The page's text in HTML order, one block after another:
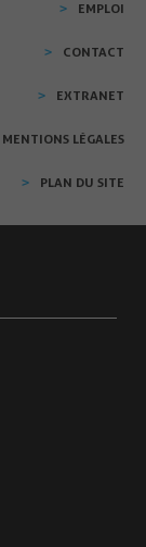
EMPLOI
CONTACT
EXTRANET
MENTIONS LÉGALES
PLAN DU SITE